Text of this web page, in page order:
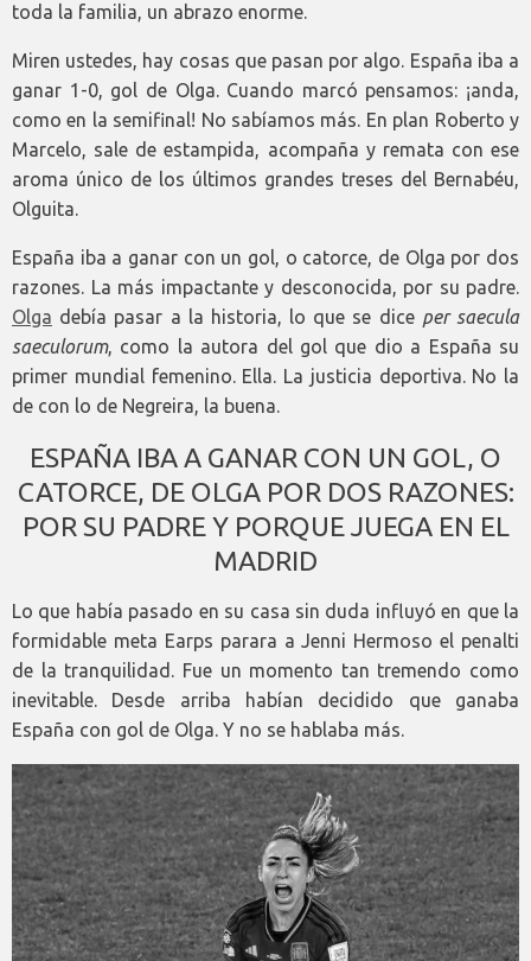
toda la familia, un abrazo enorme.
Miren ustedes, hay cosas que pasan por algo. España iba a
ganar 1-0, gol de Olga. Cuando marcó pensamos: ¡anda,
como en la semifinal! No sabíamos más. En plan Roberto y
Marcelo, sale de estampida, acompaña y remata con ese
aroma único de los últimos grandes treses del Bernabéu,
Olguita.
España iba a ganar con un gol, o catorce, de Olga por dos
razones. La más impactante y desconocida, por su padre.
Olga debía pasar a la historia, lo que se dice per saecula
saeculorum, como la autora del gol que dio a España su
primer mundial femenino. Ella. La justicia deportiva. No la
de con lo de Negreira, la buena.
ESPAÑA IBA A GANAR CON UN GOL, O
CATORCE, DE OLGA POR DOS RAZONES:
POR SU PADRE Y PORQUE JUEGA EN EL
MADRID
Lo que había pasado en su casa sin duda influyó en que la
formidable meta Earps parara a Jenni Hermoso el penalti
de la tranquilidad. Fue un momento tan tremendo como
inevitable. Desde arriba habían decidido que ganaba
España con gol de Olga. Y no se hablaba más.